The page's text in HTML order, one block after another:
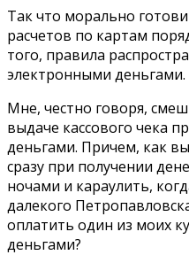
Так что морально
расчетов по картам
того, правила
электронными деньгами.
Мне, честно говоря,
выдаче кассового чека
деньгами. Причем, как
сразу при получении
ночами и караулить,
далекого
оплатить один из моих
деньгами?